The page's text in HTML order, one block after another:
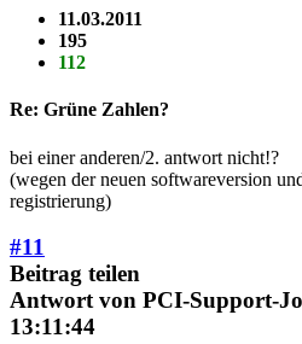
11.03.2011
195
112
Re: Grüne Zahlen?
bei einer anderen/2. antwort nicht!?
(wegen der neuen softwareversion
registrierung)
#11
Beitrag teilen
Antwort von PCI-Support-
13:11:44